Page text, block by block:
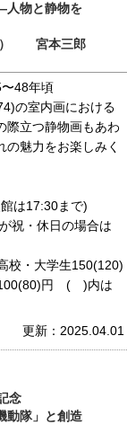
物と静物を
） 宮本三郎
48年頃
の室内画における
際立つ静物画もあわ
魅力をお楽しみく
は17:30まで)
祝・休日の場合は
校・大学生150(120)
100(80)円 ( )内は
更新：2025.04.01
念
動隊」と創造